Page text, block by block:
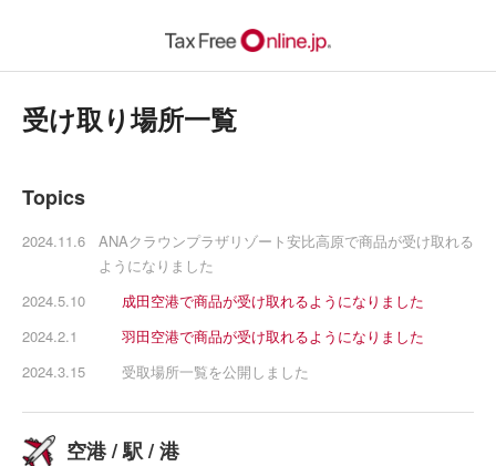
受け取り場所一覧
Topics
2024.11.6
ANAクラウンプラザリゾート安比高原で商品が受け取れる
ようになりました
2024.5.10
成田空港で商品が受け取れるようになりました
2024.2.1
羽田空港で商品が受け取れるようになりました
2024.3.15
受取場所一覧を公開しました
空港 / 駅 / 港